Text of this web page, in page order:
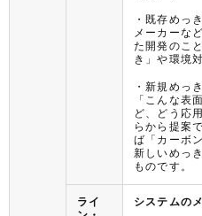
・既存めっ
メーカーな
た開発のこ
き」や環境
・新規めっ
「こんな表
ど、どう応
らから提案
ば「カーボ
新しいめっ
ものです。
ライ
システムの